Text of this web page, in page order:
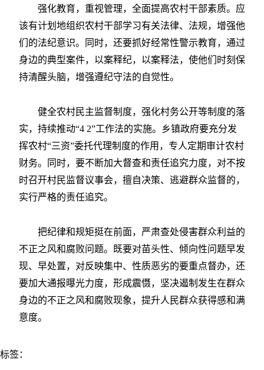
强化教育，重视管理，全面提高农村干部素质。应
该有计划地组织农村干部学习有关法律、法规，增强他
们的法纪意识。同时，还要抓好经常性警示教育，通过
身边的典型案件，以案释纪，以案释法，使他们时刻保
持清醒头脑，增强遵纪守法的自觉性。
健全农村民主监督制度，强化村务公开等制度的落
实，持续推动“4 2”工作法的实施。乡镇政府要充分发
挥农村“三资”委托代理制度的作用，专人定期审计农村
财务。同时，要不断加大督查和责任追究力度，对不按
时召开村民监督议事会，擅自决策、逃避群众监督的，
实行严格的责任追究。
把纪律和规矩挺在前面，严肃查处侵害群众利益的
不正之风和腐败问题。既要对苗头性、倾向性问题早发
现、早处置，对反映集中、性质恶劣的要重点督办，还
要加大通报曝光力度，形成震慑，坚决遏制发生在群众
身边的不正之风和腐败现象，提升人民群众获得感和满
意度。
标签：